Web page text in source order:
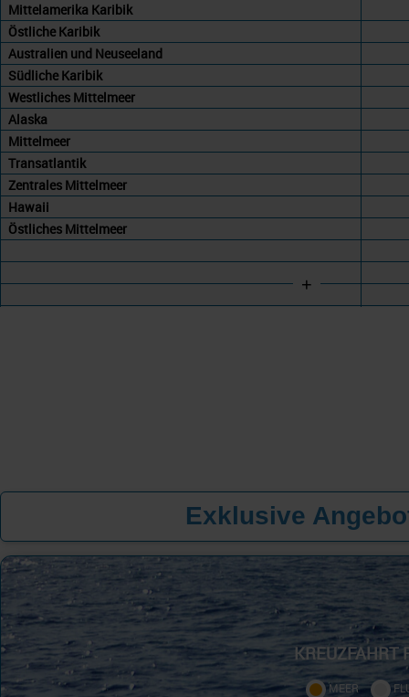
Mittelamerika Karibik
Östliche Karibik
Australien und Neuseeland
Südliche Karibik
Westliches Mittelmeer
Alaska
Mittelmeer
Transatlantik
Zentrales Mittelmeer
Hawaii
Östliches Mittelmeer
+
Exklusive
KREUZFAHRT
MEER